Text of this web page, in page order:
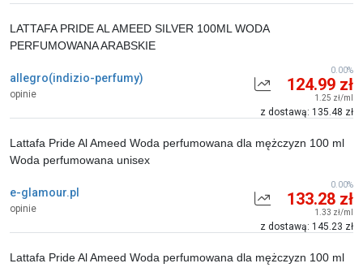
allegro(indizio-perfumy)
opinie
LATTAFA PRIDE AL AMEED SILVER 100ML WODA
PERFUMOWANA ARABSKIE
124.99 zł
1.25 zł/ml
z dostawą: 135.48 zł
0.00%
e-glamour.pl
opinie
Lattafa Pride Al Ameed Woda perfumowana dla mężczyzn 100 ml
Woda perfumowana unisex
133.28 zł
1.33 zł/ml
z dostawą: 145.23 zł
0.00%
Lattafa Pride Al Ameed Woda perfumowana dla mężczyzn 100 ml